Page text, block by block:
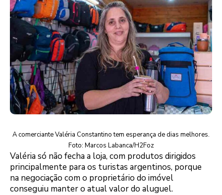
A comerciante Valéria Constantino tem esperança de dias melhores.
Foto: Marcos Labanca/H2Foz
Valéria só não fecha a loja, com produtos dirigidos
principalmente para os turistas argentinos, porque
na negociação com o proprietário do imóvel
conseguiu manter o atual valor do aluguel.